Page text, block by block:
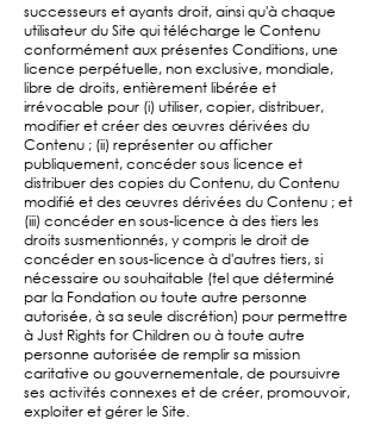
successeurs et ayants droit, ainsi qu'à chaque
utilisateur du Site qui télécharge le Contenu
conformément aux présentes Conditions, une
licence perpétuelle, non exclusive, mondiale,
libre de droits, entièrement libérée et
irrévocable pour (i) utiliser, copier, distribuer,
modifier et créer des œuvres dérivées du
Contenu ; (ii) représenter ou afficher
publiquement, concéder sous licence et
distribuer des copies du Contenu, du Contenu
modifié et des œuvres dérivées du Contenu ; et
(iii) concéder en sous-licence à des tiers les
droits susmentionnés, y compris le droit de
concéder en sous-licence à d'autres tiers, si
nécessaire ou souhaitable (tel que déterminé
par la Fondation ou toute autre personne
autorisée, à sa seule discrétion) pour permettre
à Just Rights for Children ou à toute autre
personne autorisée de remplir sa mission
caritative ou gouvernementale, de poursuivre
ses activités connexes et de créer, promouvoir,
exploiter et gérer le Site.